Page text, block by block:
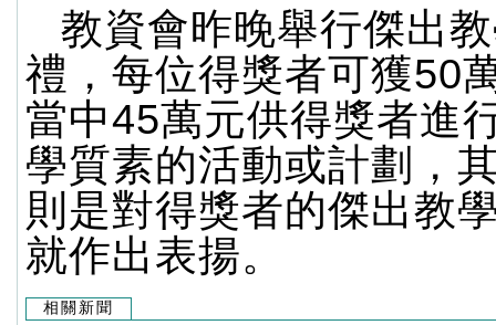
教資會昨晚舉行傑出
禮，每位得獎者可獲50
當中45萬元供得獎者進
學質素的活動或計劃，
則是對得獎者的傑出教
就作出表揚。
相關新聞